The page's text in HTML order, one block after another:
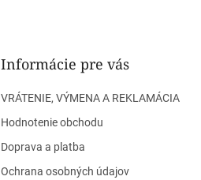
Informácie pre vás
VRÁTENIE, VÝMENA A REKLAMÁCIA
Hodnotenie obchodu
Doprava a platba
Ochrana osobných údajov